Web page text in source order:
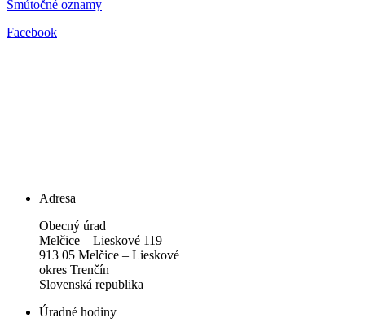
Smútočné oznamy
Facebook
Adresa
Obecný úrad
Melčice – Lieskové 119
913 05 Melčice – Lieskové
okres Trenčín
Slovenská republika
Úradné hodiny